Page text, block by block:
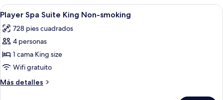
Queen
Non-
Smoking
Abrir
todas
las
fotos
de
Player
Spa
Suite
Habitación de hotel con cama,
7
Player Spa Suite King Non-smoking
728 pies cuadrados
4 personas
1 cama King size
Wifi gratuito
Más detalles
Más